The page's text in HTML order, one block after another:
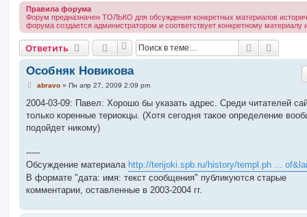
Правила форума
Форум предназначен ТОЛЬКО для обсуждения конкретных материалов
форума создается администратором и соответствует конкретному материалу
Ответить Поиск
Особняк Новикова
С
о
щ
е
н
abravo» Пн апр 27, 2009 2:09 pm
2004-03-09: Павел: Хорошо бы указать адрес. Среди читателей
только коренные териокцы. (Хотя сегодня такое определение
подойдет никому)
-----
Обсуждение материала http://terijoki.spb.ru/history/templ.ph ...
В формате "дата: имя: текст сообщения" публикуются старые
комментарии, оставленные в 2003-2004 гг.